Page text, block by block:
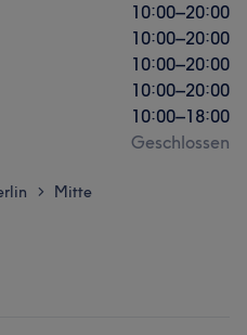
10:00–20:00
10:00–20:00
10:00–20:00
10:00–20:00
10:00–18:00
Geschlossen
> Mitte